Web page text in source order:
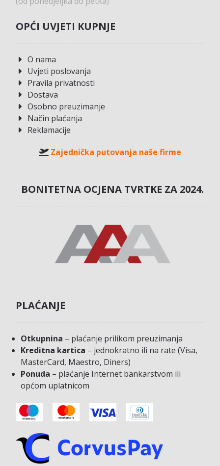
OPĆI UVJETI KUPNJE
O nama
Uvjeti poslovanja
Pravila privatnosti
Dostava
Osobno preuzimanje
Način plaćanja
Reklamacije
Zajednička putovanja naše firme
BONITETNA OCJENA TVRTKE ZA 2024.
PLAĆANJE
Otkupnina – plaćanje prilikom preuzimanja
Kreditna kartica – jednokratno ili na rate (Visa,
MasterCard, Maestro, Diners)
Ponuda – plaćanje Internet bankarstvom ili
općom uplatnicom